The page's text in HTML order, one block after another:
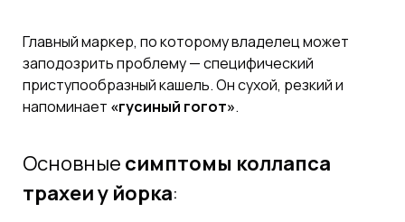
Главный маркер, по которому владелец может
заподозрить проблему — специфический
приступообразный кашель. Он сухой, резкий и
напоминает «гусиный гогот».
Основные симптомы коллапса
трахеи у йорка: